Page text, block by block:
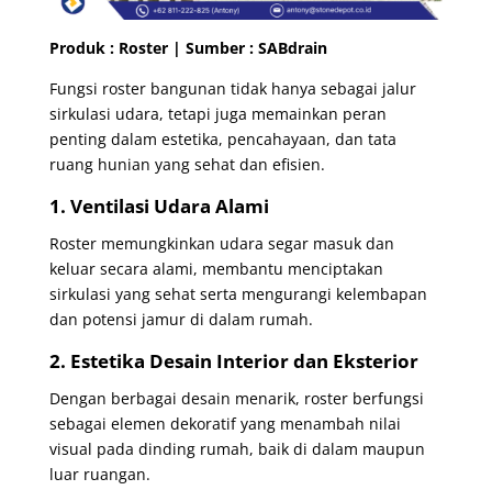
Produk : Roster | Sumber : SABdrain
Fungsi roster bangunan tidak hanya sebagai jalur
sirkulasi udara, tetapi juga memainkan peran
penting dalam estetika, pencahayaan, dan tata
ruang hunian yang sehat dan efisien.
1. Ventilasi Udara Alami
Roster memungkinkan udara segar masuk dan
keluar secara alami, membantu menciptakan
sirkulasi yang sehat serta mengurangi kelembapan
dan potensi jamur di dalam rumah.
2. Estetika Desain Interior dan Eksterior
Dengan berbagai desain menarik, roster berfungsi
sebagai elemen dekoratif yang menambah nilai
visual pada dinding rumah, baik di dalam maupun
luar ruangan.